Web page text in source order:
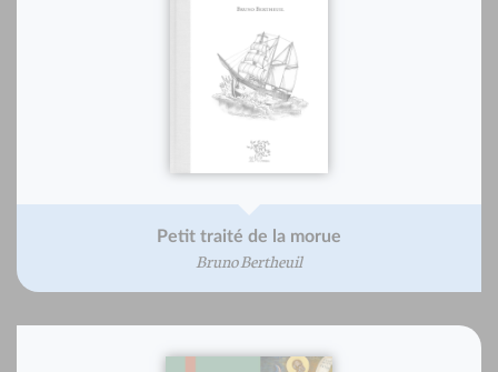
Petit traité de la morue
Bruno Bertheuil